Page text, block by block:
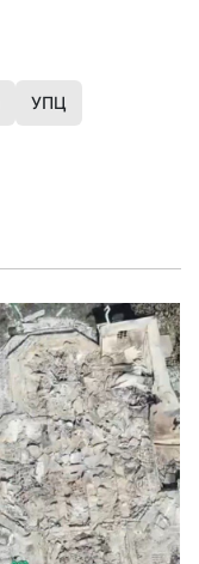
УПЦ